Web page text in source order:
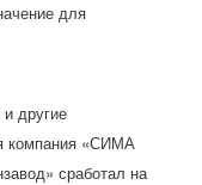
для
другие
компания «СИМА
сработал на